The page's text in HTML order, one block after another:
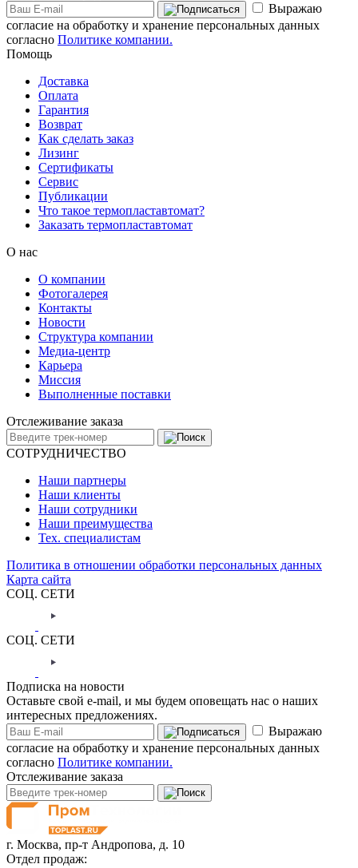
Выражаю
согласие на обработку и хранение персональных данных
согласно Политике компании.
Помощь
Доставка
Оплата
Гарантия
Возврат
Как сделать заказ
Лизинг
Сертификаты
Сервис
Публикации
Что такое термопластавтомат?
Заказать термопластавтомат
О нас
О компании
Фотогалерея
Контакты
Новости
Структура компании
Медиа-центр
Карьера
Миссия
Выполненные поставки
Отслеживание заказа
СОТРУДНИЧЕСТВО
Наши партнеры
Наши клиенты
Наши сотрудники
Наши преимущества
Тех. специалистам
Политика в отношении обработки персональных данных
Карта сайта
СОЦ. СЕТИ
СОЦ. СЕТИ
Подписка на новости
Оставьте свой e-mail, и мы будем оповещать нас о наших
интересных предложениях.
Выражаю
согласие на обработку и хранение персональных данных
согласно Политике компании.
Отслеживание заказа
г. Москва, пр-т Андропова, д. 10
Отдел продаж: